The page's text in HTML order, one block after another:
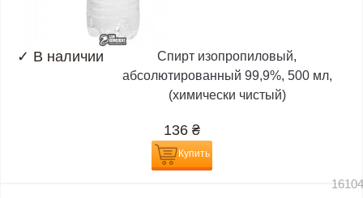
✓ В наличии
Спирт изопропиловый,
абсолютированный 99,9%, 500 мл,
(химически чистый)
136 ₴
Купить